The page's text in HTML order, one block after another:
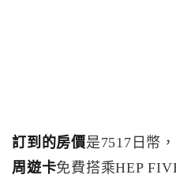
訂到的房價是7517日幣
周遊卡免費搭乘HEP